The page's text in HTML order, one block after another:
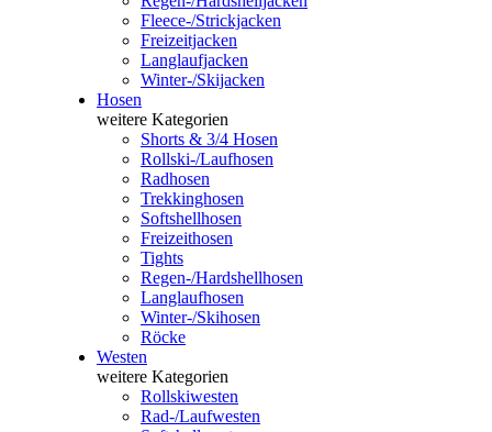
Fleece-/Strickjacken
Freizeitjacken
Langlaufjacken
Winter-/Skijacken
Hosen
weitere Kategorien
Shorts & 3/4 Hosen
Rollski-/Laufhosen
Radhosen
Trekkinghosen
Softshellhosen
Freizeithosen
Tights
Regen-/Hardshellhosen
Langlaufhosen
Winter-/Skihosen
Röcke
Westen
weitere Kategorien
Rollskiwesten
Rad-/Laufwesten